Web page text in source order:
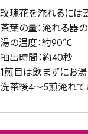
玫瑰花を淹れるには
茶葉の量：淹れる器
湯の温度：約90℃
抽出時間：約40秒
1煎目は飲まずにお湯
洗茶後4～5煎淹れて